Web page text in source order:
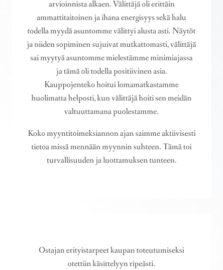
arvioinnista alkaen. Välittäjä oli erittäin
ammattitaitoinen ja ihana energisyys sekä halu
todella myydä asuntomme välittyi alusta asti. Näytöt
ja niiden sopiminen sujuivat mutkattomasti, välittäjä
sai myytyä asuntomme mielestämme minimiajassa
ja tämä oli todella positiivinen asia.
Kauppojenteko hoitui lomamatkastamme
huolimatta helposti, kun välittäjä hoiti sen meidän
valtuuttamana puolestamme.
Koko myyntitoimeksiannon ajan saimme aktiivisesti
tietoa missä mennään myynnin suhteen. Tämä toi
turvallisuuden ja luottamuksen tunteen.
Ostajan erityistarpeet kaupan toteutumiseksi
otettiin käsittelyyn ripeästi.